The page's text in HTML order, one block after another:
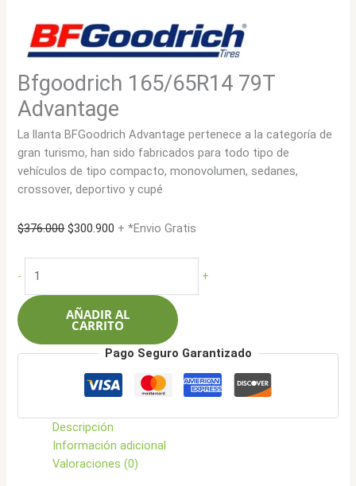
Bfgoodrich 165/65R14 79T
Advantage
La llanta BFGoodrich Advantage pertenece a la categoría de
gran turismo, han sido fabricados para todo tipo de
vehículos de tipo compacto, monovolumen, sedanes,
crossover, deportivo y cupé
$376.000El
$300.900 El
$300.900.
+ *Envio Gratis
-
165/65R14
79T
Advantage
cantidad
+
AÑADIR AL
CARRITO
Pago Seguro Garantizado
Descripción
Información adicional
Valoraciones (0)